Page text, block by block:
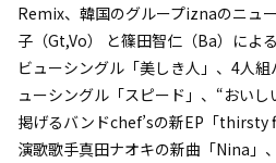
Remix、韓国のグループiznaのニュ
子（Gt,Vo） と篠田智仁（Ba）によ
ビューシングル「美しき人」、4人
ューシングル「スピード」、“おい
掲げるバンドchef’sの新EP「thirsty
演歌歌手真田ナオキの新曲「Nina」